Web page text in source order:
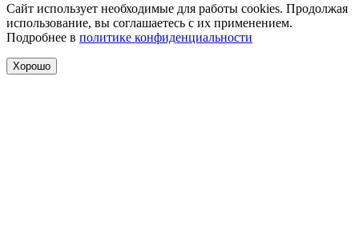
Сайт использует необходимые для работы cookies. Продолжая
использование, вы соглашаетесь с их применением.
Подробнее в политике конфиденциальности
Хорошо